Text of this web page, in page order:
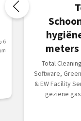
Total
Software,
& EW Facility
geziene